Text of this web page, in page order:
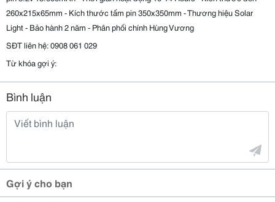
260x215x65mm - Kích thước tấm pin 350x350mm - Thương hiệu Solar
Light - Bảo hành 2 năm - Phân phối chính Hùng Vương
SĐT liên hệ: 0908 061 029
Từ khóa gợi ý:
Bình luận
Gợi ý cho bạn